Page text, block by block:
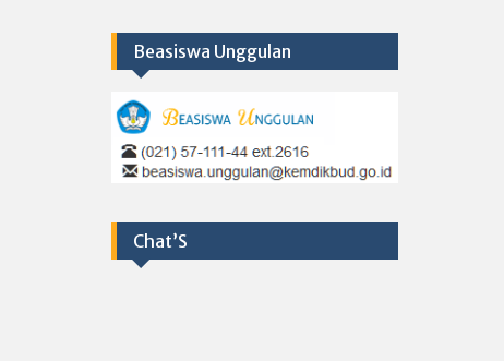
Beasiswa Unggulan
Chat’S